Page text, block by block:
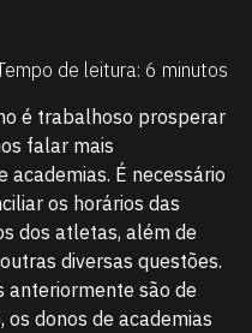
de leitura: 6 minutos
é trabalhoso prosperar
falar mais
academias. É necessário
os horários das
dos atletas, além de
diversas questões.
anteriormente são de
donos de academias